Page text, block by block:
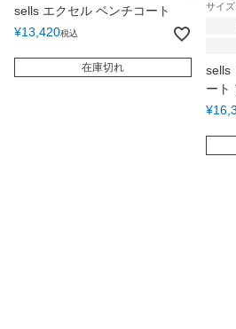
sells エクセル ベンチコート
¥13,420税込
在庫切れ
サイズ
sells
ート
¥